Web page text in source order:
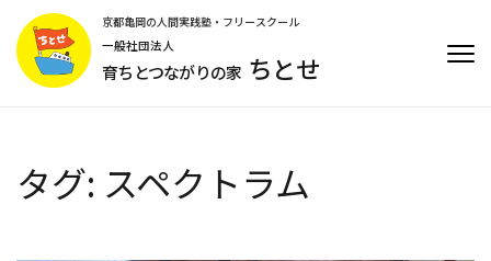
京都亀岡の人間実践塾・フリースクール
一般社団法人
育ちとつながりの家 ちとせ
タグ: スペクトラム